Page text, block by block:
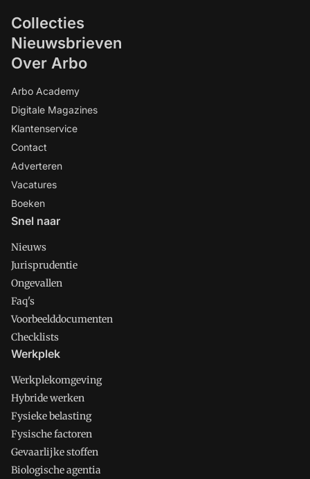
Collecties
Nieuwsbrieven
Over Arbo
Arbo Academy
Digitale Magazines
Klantenservice
Contact
Adverteren
Vacatures
Boeken
Snel naar
Nieuws
Jurisprudentie
Ongevallen
Faq's
Voorbeelddocumenten
Checklists
Werkplek
Werkplekomgeving
Hybride werken
Fysieke belasting
Fysische factoren
Gevaarlijke stoffen
Biologische agentia